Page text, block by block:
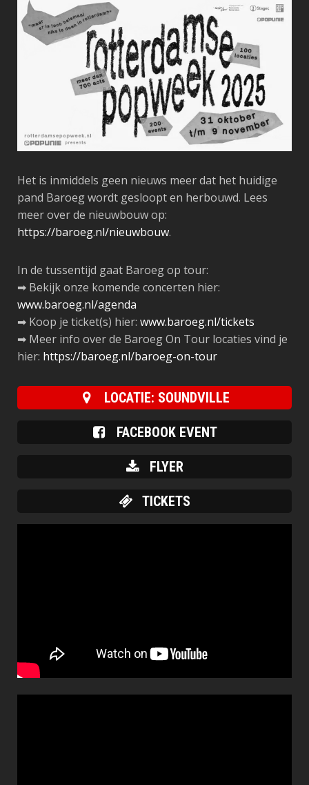
️Het is inmiddels geen nieuws meer dat het huidige
pand Baroeg wordt gesloopt en herbouwd. Lees
meer over de nieuwbouw op:
https://baroeg.nl/nieuwbouw.
In de tussentijd gaat Baroeg op tour:
➡ Bekijk onze komende concerten hier:
www.baroeg.nl/agenda
➡ Koop je ticket(s) hier: www.baroeg.nl/tickets
➡ Meer info over de Baroeg On Tour locaties vind je
hier: https://baroeg.nl/baroeg-on-tour
LOCATIE: SOUNDVILLE
FACEBOOK EVENT
FLYER
TICKETS